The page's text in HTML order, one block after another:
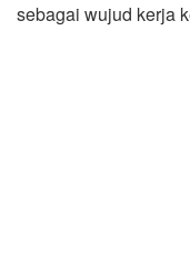
sebagai wujud kerja